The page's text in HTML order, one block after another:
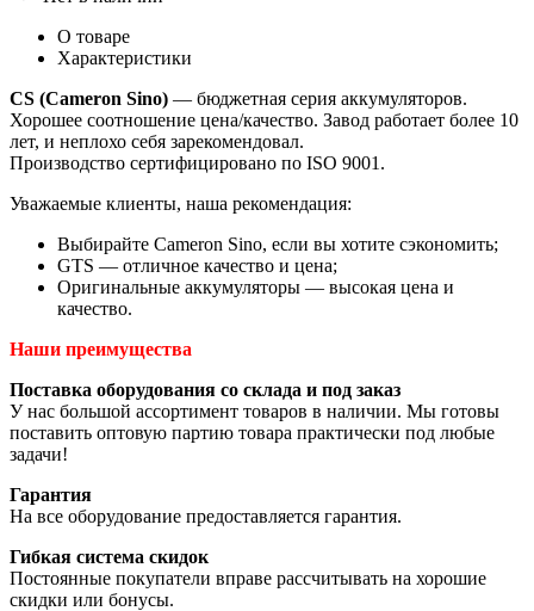
О товаре
Характеристики
CS (Cameron Sino) — бюджетная серия аккумуляторов.
Хорошее соотношение цена/качество. Завод работает более 10
лет, и неплохо себя зарекомендовал.
Производство сертифицировано по ISO 9001.
Уважаемые клиенты, наша рекомендация:
Выбирайте Cameron Sino, если вы хотите сэкономить;
GTS — отличное качество и цена;
Оригинальные аккумуляторы — высокая цена и
качество.
Наши преимущества
Поставка оборудования со склада и под заказ
У нас большой ассортимент товаров в наличии. Мы готовы
поставить оптовую партию товара практически под любые
задачи!
Гарантия
На все оборудование предоставляется гарантия.
Гибкая система скидок
Постоянные покупатели вправе рассчитывать на хорошие
скидки или бонусы.